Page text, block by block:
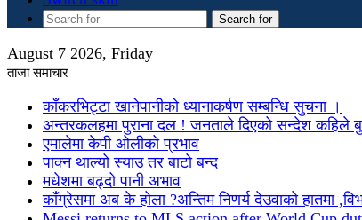
Search for
August 7 2026, Friday
ताजा समाचार
काँकरभिट्टा खानेपानीको ध्यानाकर्षण सम्बन्धि सुचना ।
अन्तरकलहमा पुराना दल ! जनताले दिएको सन्देश कहिले
एमालेमा केपी ओलीको प्रभाव
पाक्न थाल्यो स्याउ तर बाटो बन्द
मधेशमा बढ्दो पानी अभाव
काँग्रेसमा अब के होला ?अन्तिम निणर्य देउवाको हातमा